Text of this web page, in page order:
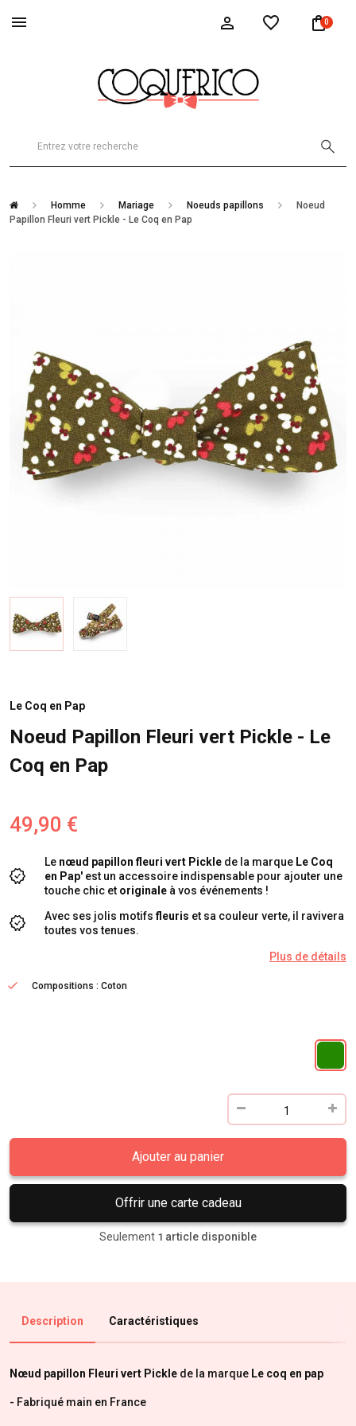
0
Homme Mariage Noeuds papillons
Noeud
Papillon Fleuri vert Pickle - Le Coq en Pap
Le Coq en Pap
Noeud Papillon Fleuri vert Pickle - Le
Coq en Pap
49,90 €
Le nœud papillon fleuri vert Pickle de la marque Le Coq
en Pap' est un accessoire indispensable pour ajouter une
touche chic et originale à vos événements !
Avec ses jolis motifsfleuris et sa couleur verte, il ravivera
toutes vos tenues.
Plus de détails
Compositions : Coton
Ajouter au panier
Offrir une carte cadeau
Seulement 1 article disponible
Description Caractéristiques
Nœud papillon Fleuri vert Pickle de la marque Le coq en pap
- Fabriqué main en France